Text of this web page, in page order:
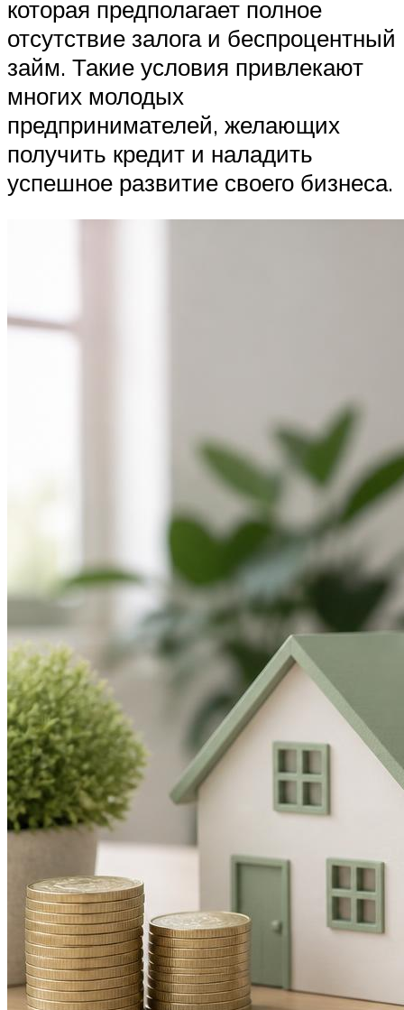
которая предполагает полное
отсутствие залога и беспроцентный
займ. Такие условия привлекают
многих молодых
предпринимателей, желающих
получить кредит и наладить
успешное развитие своего бизнеса.